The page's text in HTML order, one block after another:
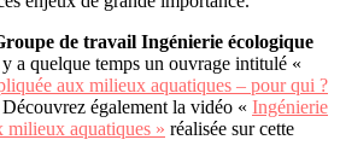
de travail Ingénierie écologique
a quelque temps un ouvrage intitulé «
aux milieux aquatiques – pour qui ?
également la vidéo « Ingénierie
milieux aquatiques » réalisée sur cette